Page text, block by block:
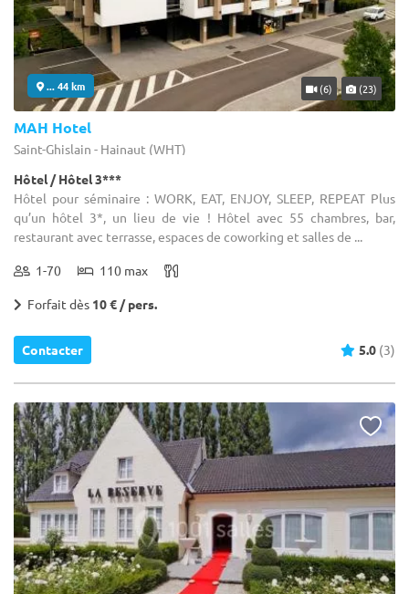
... 44 km (6) (23)
MAH Hotel
Saint-Ghislain - Hainaut (WHT)
Hôtel / Hôtel 3***
Hôtel pour séminaire : WORK, EAT, ENJOY, SLEEP, REPEAT Plus
qu’un hôtel 3*, un lieu de vie ! Hôtel avec 55 chambres, bar,
restaurant avec terrasse, espaces de coworking et salles de ...
1-70 110 max
Forfait dès 10 € / pers.
Contacter 5.0 (3)